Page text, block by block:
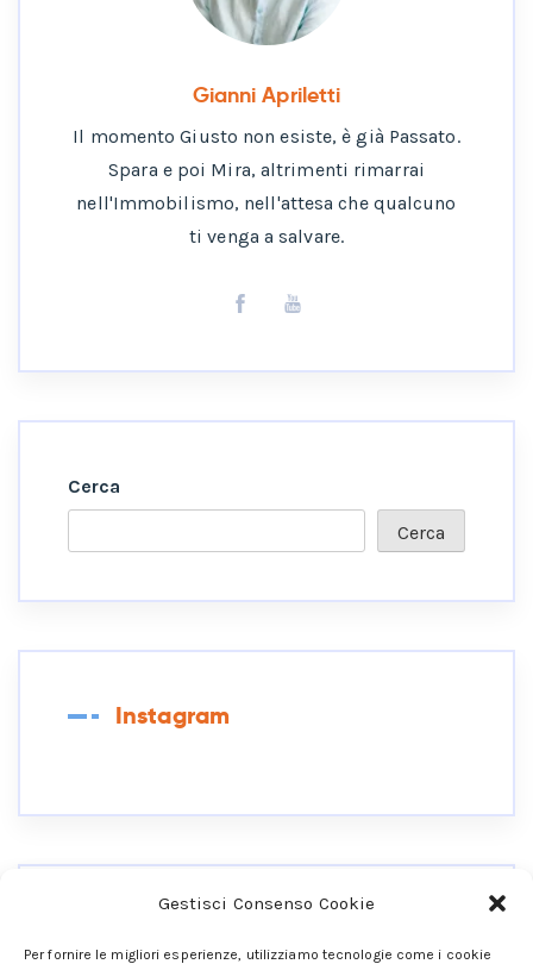
Gestisci Consenso Cookie
Per fornire le migliori esperienze, utilizziamo tecnologie come i cookie
Gianni Apriletti
Il momento Giusto non esiste, è già Passato.
Spara e poi Mira, altrimenti rimarrai
nell'Immobilismo, nell'attesa che qualcuno
ti venga a salvare.
Cerca
Cerca
Instagram